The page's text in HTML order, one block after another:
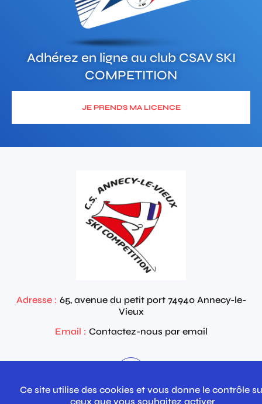
Adhérez en ligne au club CSAV SKI
COMPETITION
JE PRENDS MA LICENCE
Adresse : 65, avenue du petit port 74940 Annecy-le-
Vieux
Email : Contactez-nous par email
Ce site utilise des cookies et vous donne le contrôle
ceux que vous souhaitez activer